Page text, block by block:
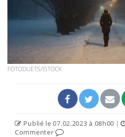
FOTODUETS/ISTOCK
Publié le 07.02.2023 à 08h00 |
Commenter